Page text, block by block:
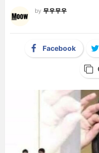
by 무우무우
Facebook